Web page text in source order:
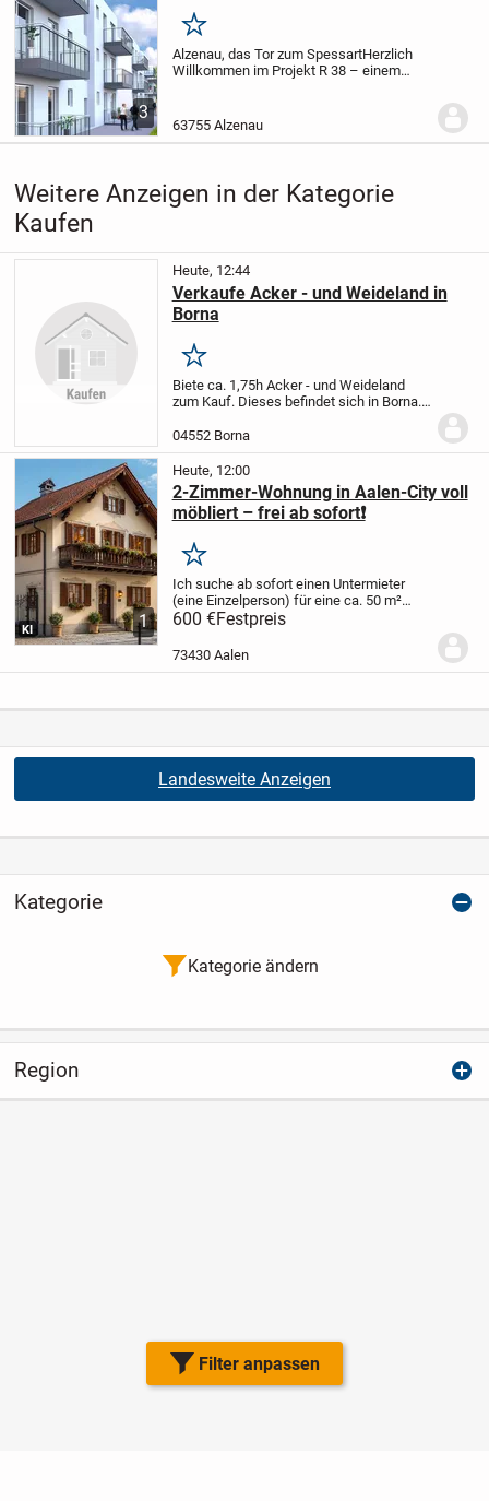
Filter anpassen
3
Merken
Alzenau, das Tor zum SpessartHerzlich
Willkommen im Projekt R 38 – einem
hochwertige Appartements im KfW 40
Standard, die...
63755 Alzenau
Weitere Anzeigen in der Kategorie
Kaufen
Heute, 12:44
Verkaufe Acker - und Weideland in
Borna
Merken
Biete ca. 1,75h Acker - und Weideland
zum Kauf. Dieses befindet sich in Borna.
04552 Borna
1
KI
Heute, 12:00
2-Zimmer-Wohnung in Aalen-City voll
möbliert – frei ab sofort❗️
Merken
Ich suche ab sofort einen Untermieter
(eine Einzelperson) für eine ca. 50 m²
große, voll möblierte 2-Zimmer-
Dachgeschosswohnung in bester Lage
der Aalen-City.
600 €Festpreis
73430 Aalen
Landesweite Anzeigen
Kategorie
Kategorie ändern
Region